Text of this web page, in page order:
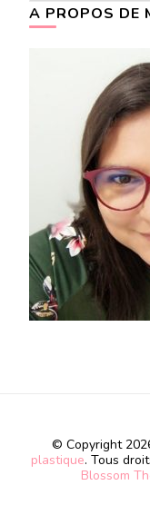
A PROPOS DE
© Copyright
plastique. Tous
Blossom